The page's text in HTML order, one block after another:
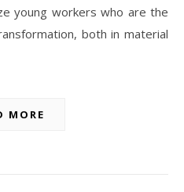
young workers who are the
both in material
MORE